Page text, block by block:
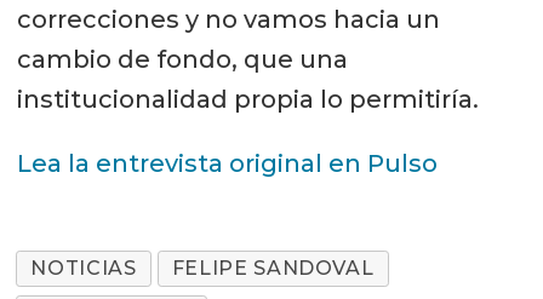
correcciones y no vamos hacia un
cambio de fondo, que una
institucionalidad propia lo permitiría.
Lea la entrevista original en Pulso
NOTICIAS
FELIPE SANDOVAL